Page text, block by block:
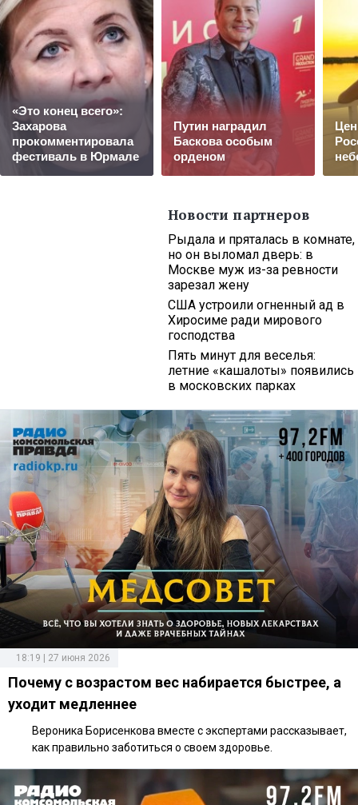
«Это конец всего»:
Захарова
прокомментировала
фестиваль в Юрмале
Путин наградил
Баскова особым
орденом
Новости партнеров
Рыдала и пряталась в комнате,
но он выломал дверь: в
Москве муж из-за ревности
зарезал жену
США устроили огненный ад в
Хиросиме ради мирового
господства
Пять минут для веселья:
летние «кашалоты» появились
в московских парках
18:19 | 27 июня 2026
Почему с возрастом вес набирается быстрее, а
уходит медленнее
Вероника Борисенкова вместе с экспертами рассказывает,
как правильно заботиться о своем здоровье.